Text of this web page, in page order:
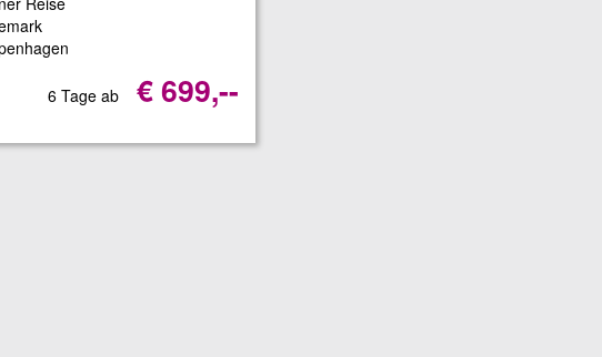
6 Tage ab € 699,--